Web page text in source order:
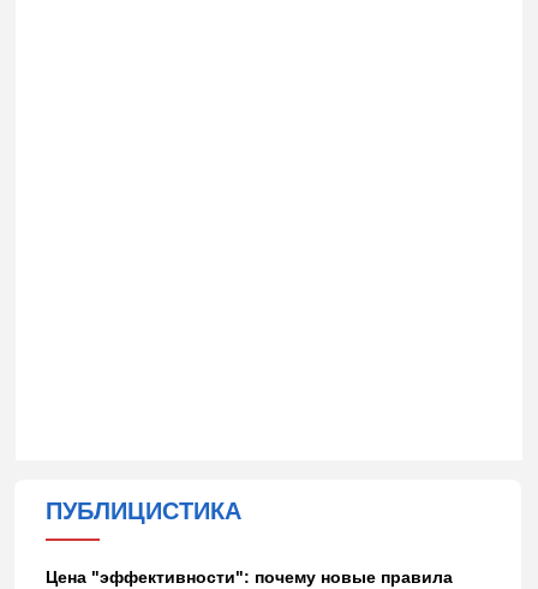
ПУБЛИЦИСТИКА
Цена "эффективности": почему новые правила